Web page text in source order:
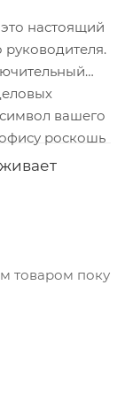
настоящий
символ вашего
роскошь
Каркас из
светло-
товаром